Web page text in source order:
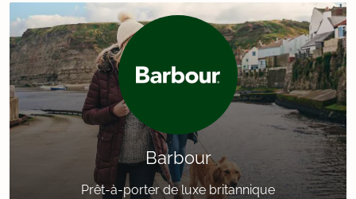
Barbour
Prêt-à-porter de luxe britannique